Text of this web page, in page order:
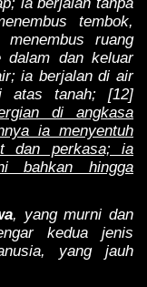
tembok,
menembus ruang
dalam dan keluar
ia berjalan di air
atas tanah; [12]
di angkasa
ia menyentuh
dan perkasa; ia
bahkan hingga
, yang murni dan
kedua jenis
yang jauh